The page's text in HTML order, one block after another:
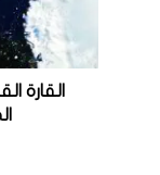
ق
القارة